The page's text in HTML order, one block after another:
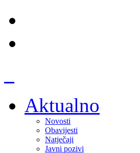
Aktualno
Novosti
Obavijesti
Natječaji
Javni pozivi